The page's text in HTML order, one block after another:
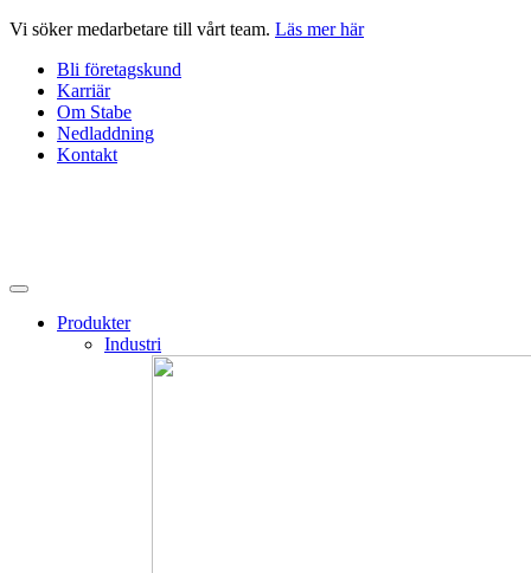
Hoppa
innehåll
Vi söker medarbetare till vårt team. Läs mer här
Bli företagskund
Karriär
Om Stabe
Nedladdning
Kontakt
Produkter
Industri